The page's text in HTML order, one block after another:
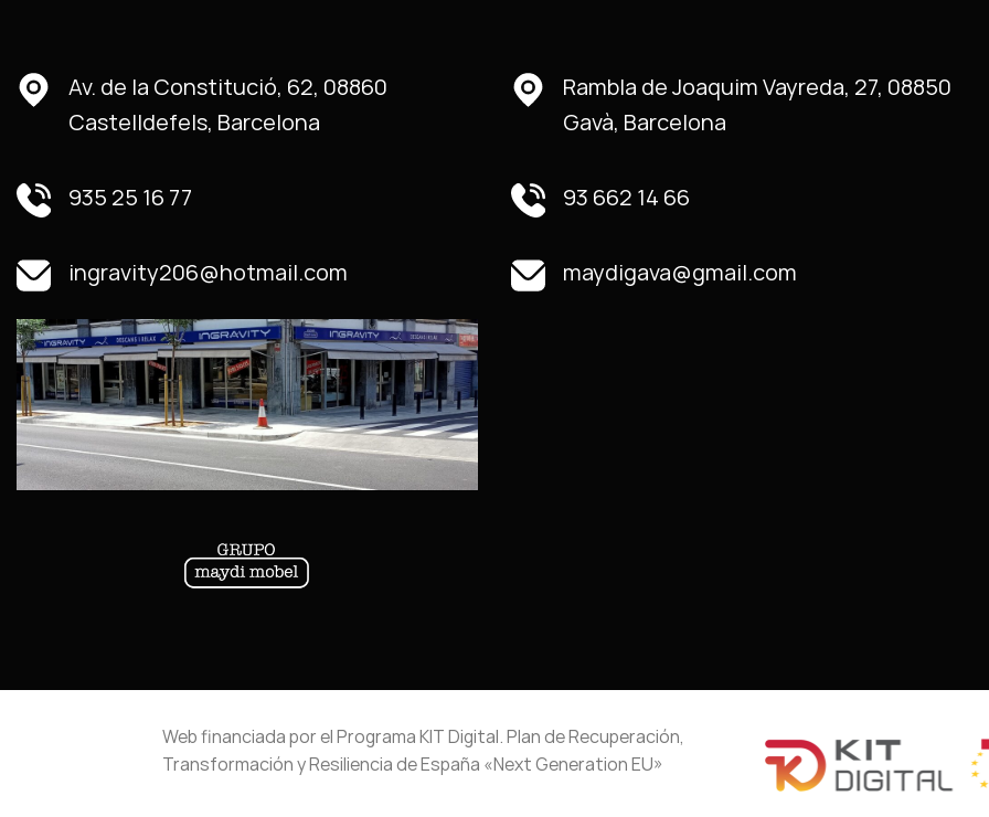
Av. de la Constitució, 62, 08860
Castelldefels, Barcelona
935 25 16 77
ingravity206@hotmail.com
Rambla de Joaquim Vayreda, 27, 08850
Gavà, Barcelona
93 662 14 66
maydigava@gmail.com
Web financiada por el Programa KIT Digital. Plan de Recuperación,
Transformación y Resiliencia de España «Next Generation EU»